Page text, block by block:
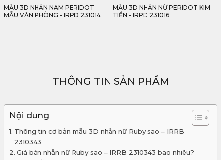
MẪU 3D NHẪN NỮ PERIDOT KIM
TIỀN - IRPD 231016
MẪU 3D NHẪN RUBY FACET
2,12CT - IRRF 231018
THÔNG TIN SẢN PHẨM
Nội dung
Thông tin cơ bản mẫu 3D nhẫn nữ Ruby sao – IRRB
2310343
Giá bán nhẫn nữ Ruby sao – IRRB 2310343 bao nhiêu?